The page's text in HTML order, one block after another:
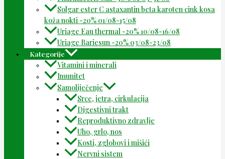
Solgar ester C astaxantin beta karoten cink kosa
koža nokti -20% 01/08-15/08
Uriage Eau thermal -20% 10/08-16/08
Uriage Bariesun -20% 03/08-23/08
Kategorije
Vitamini i minerali
Imunitet
Samoliječenje
Srce, jetra, cirkulacija
Digestivni trakt
Reproduktivno zdravlje
Uho, grlo, nos
Kosti, zglobovi i mišići
Nervni sistem